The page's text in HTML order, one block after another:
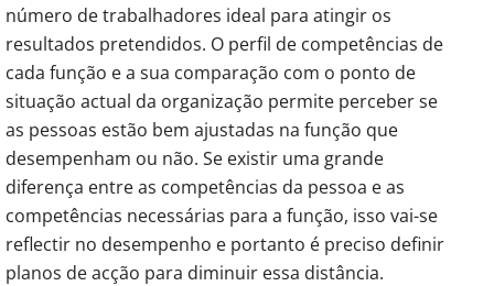
número de trabalhadores ideal para atingir os
resultados pretendidos. O perfil de competências de
cada função e a sua comparação com o ponto de
situação actual da organização permite perceber se
as pessoas estão bem ajustadas na função que
desempenham ou não. Se existir uma grande
diferença entre as competências da pessoa e as
competências necessárias para a função, isso vai-se
reflectir no desempenho e portanto é preciso definir
planos de acção para diminuir essa distância.